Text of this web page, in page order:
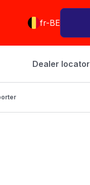
fr-BE
Dealer locator